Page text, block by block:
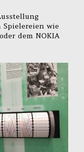
wie
dem NOKIA